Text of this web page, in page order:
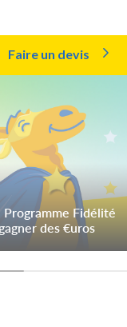
Faire un devis
Fidélité
des €uros